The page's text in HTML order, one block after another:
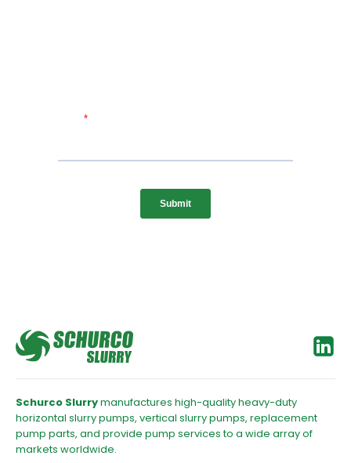
Schurco Slurrymanufactures high-quality heavy-duty
horizontal slurry pumps, vertical slurry pumps, replacement
pump parts, and provide pump services to a wide array of
markets worldwide.